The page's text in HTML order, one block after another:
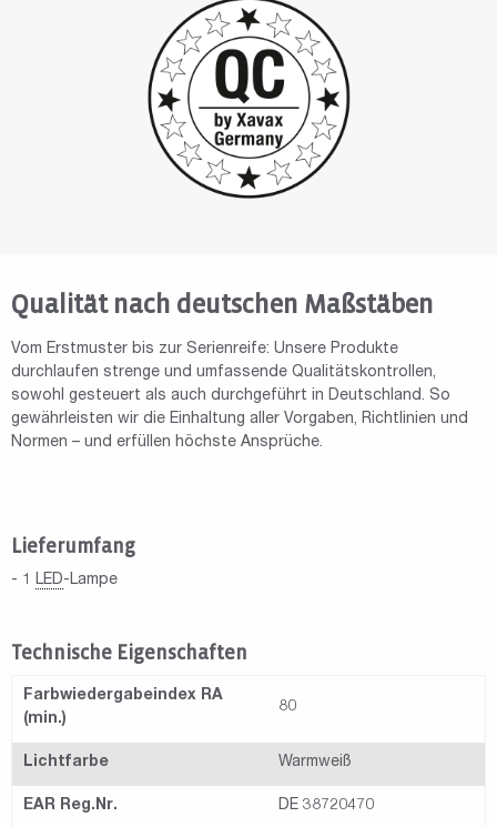
Qualität nach deutschen Maßstäben
Vom Erstmuster bis zur Serienreife: Unsere Produkte
durchlaufen strenge und umfassende Qualitätskontrollen,
sowohl gesteuert als auch durchgeführt in Deutschland. So
gewährleisten wir die Einhaltung aller Vorgaben, Richtlinien und
Normen – und erfüllen höchste Ansprüche.
Lieferumfang
- 1 LED-Lampe
Technische Eigenschaften
Farbwiedergabeindex RA
(min.)
80
Lichtfarbe Warmweiß
EAR Reg.Nr. DE 38720470